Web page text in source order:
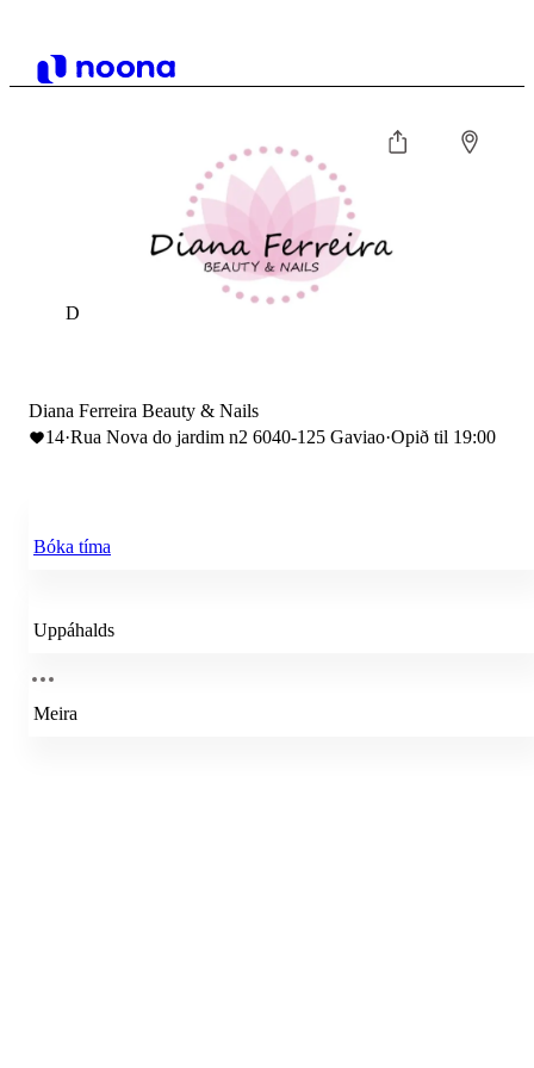
D
Diana Ferreira Beauty & Nails
14·Rua Nova do jardim n2 6040-125 Gaviao·Opið til 19:00
Bóka tíma
Uppáhalds
Meira